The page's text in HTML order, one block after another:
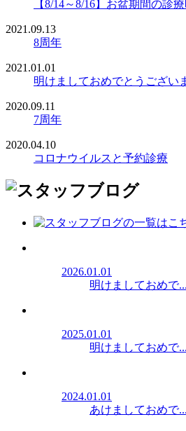
【8/14～8/16】お盆期間の診
2021.09.13
8周年
2021.01.01
明けましておめでとうござい
2020.09.11
7周年
2020.04.10
コロナウイルスと予約診療
2026.01.01
明けましておめで...
2025.01.01
明けましておめで...
2024.01.01
あけましておめで...